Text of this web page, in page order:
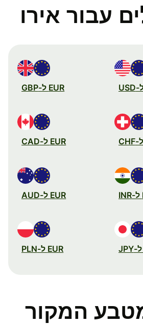
עבור אירו
EUR ל-GBP
EUR ל-CAD
EUR ל-AUD
EUR ל-PLN
המקור